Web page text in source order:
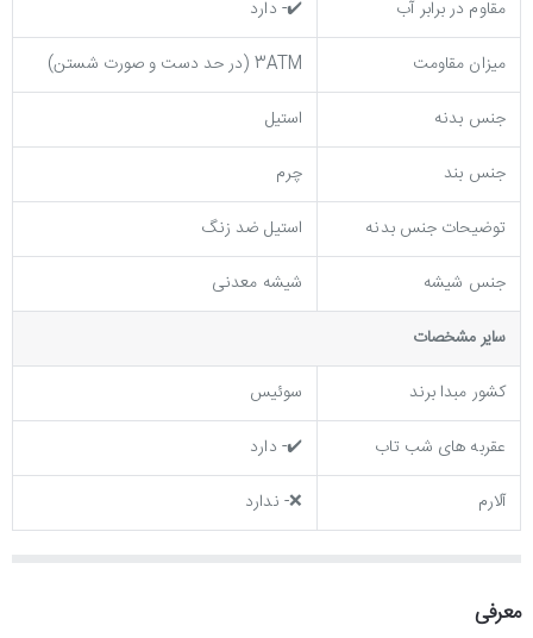
مقاوم در برابر آب
✔️- دارد
میزان مقاومت
3ATM (در حد دست و صورت شستن)
جنس بدنه
استیل
جنس بند
چرم
توضيحات جنس بدنه
استیل ضد زنگ
جنس شیشه
شیشه معدنی
ساير مشخصات
کشور مبدا برند
سوئیس
عقربه های شب تاب
✔️- دارد
آلارم
❌- ندارد
معرفی